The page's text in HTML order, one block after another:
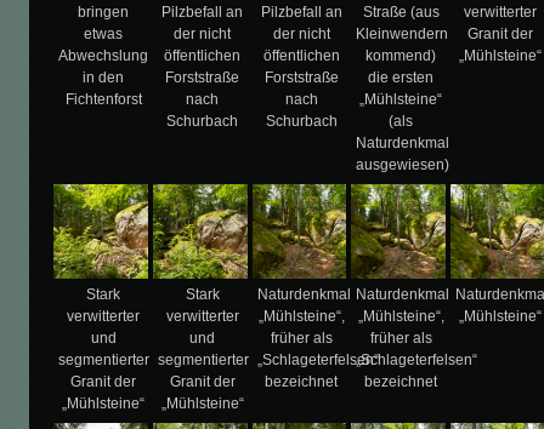
bringen
etwas
Abwechslung
in den
Fichtenforst
Pilzbefall an
der nicht
öffentlichen
Forststraße
nach
Schurbach
Pilzbefall an
der nicht
öffentlichen
Forststraße
nach
Schurbach
Straße (aus
Kleinwendern
kommend)
die ersten
„Mühlsteine“
(als
Naturdenkmal
ausgewiesen)
verwitterter
Granit der
„Mühlsteine“
Stark
verwitterter
und
segmentierter
Granit der
„Mühlsteine“
Stark
verwitterter
und
segmentierter
Granit der
„Mühlsteine“
Naturdenkmal
„Mühlsteine“,
früher als
„Schlageterfelsen“
bezeichnet
Naturdenkmal
„Mühlsteine“,
früher als
„Schlageterfelsen“
bezeichnet
„Mühlsteine“